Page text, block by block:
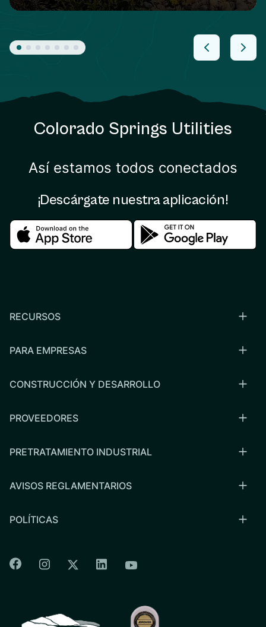
Colorado Springs Utilities
Así estamos todos conectados
¡Descárgate nuestra aplicación!
Download in the apple storeDownload in the
RECURSOS
PARA EMPRESAS
CONSTRUCCIÓN Y DESARROLLO
PROVEEDORES
PRETRATAMIENTO INDUSTRIAL
AVISOS REGLAMENTARIOS
POLÍTICAS
Colorado Springs Facebook
Colorado Springs Instagram
Colorado Springs Twitter
Colorado Springs Linkedin
Colorado Springs